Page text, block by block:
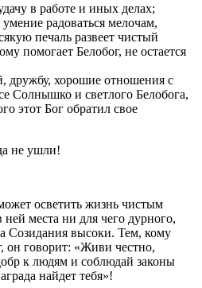
в работе и иных делах;
радоваться мелочам,
печаль развеет чистый
помогает Белобог, не остается
дружбу, хорошие отношения с
Солнышко и светлого Белобога,
этот Бог обратил свое
не ушли!
осветить жизнь чистым
места ни для чего дурного,
Созидания высоки. Тем, кому
он говорит: «Живи честно,
к людям и соблюдай законы
найдет тебя»!